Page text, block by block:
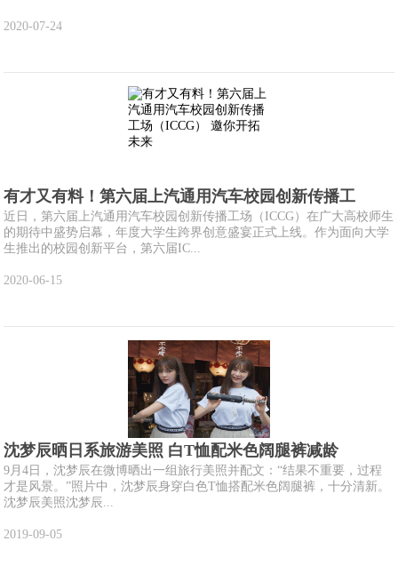
2020-07-24
有才又有料！第六届上汽通用汽车校园创新传播工
近日，第六届上汽通用汽车校园创新传播工场（ICCG）在广大高校师生
的期待中盛势启幕，年度大学生跨界创意盛宴正式上线。作为面向大学
生推出的校园创新平台，第六届IC...
2020-06-15
沈梦辰晒日系旅游美照 白T恤配米色阔腿裤减龄
9月4日，沈梦辰在微博晒出一组旅行美照并配文：“结果不重要，过程
才是风景。”照片中，沈梦辰身穿白色T恤搭配米色阔腿裤，十分清新。
沈梦辰美照沈梦辰...
2019-09-05